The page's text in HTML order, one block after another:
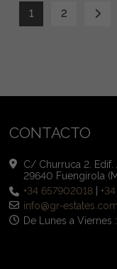
1 2
CONTACTO
C/ Churruca 2. Edif.
29640 Fuengirola
+34 657902018 |
info@gr-estates.com
De Lunes a